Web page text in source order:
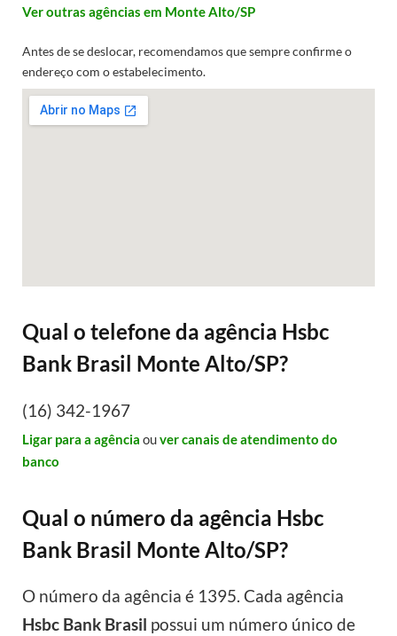
Ver outras agências em Monte Alto/SP
Antes de se deslocar, recomendamos que sempre confirme o
endereço com o estabelecimento.
Qual o telefone da agência Hsbc
Bank Brasil Monte Alto/SP?
(16) 342-1967
Ligar para a agência ouver canais de atendimento do
banco
Qual o número da agência Hsbc
Bank Brasil Monte Alto/SP?
O número da agência é 1395. Cada agência
Hsbc Bank Brasil possui um número único de